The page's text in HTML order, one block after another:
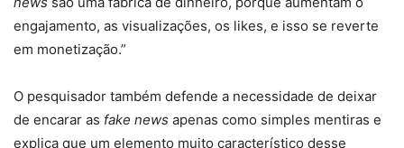
engajamento, as visualizações, os likes, e isso se reverte
em monetização.”
O pesquisador também defende a necessidade de deixar
de encarar as fake news apenas como simples mentiras e
explica que um elemento muito característico desse